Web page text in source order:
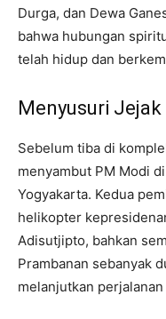
Durga, dan Dewa
bahwa hubungan
telah hidup dan
Menyusuri
Sebelum tiba di
menyambut PM Modi
Yogyakarta. Kedua
helikopter
Adisutjipto, bahkan
Prambanan sebanyak
melanjutkan